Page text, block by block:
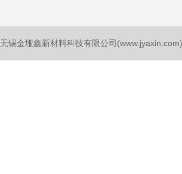
锡金垭鑫新材料科技有限公司